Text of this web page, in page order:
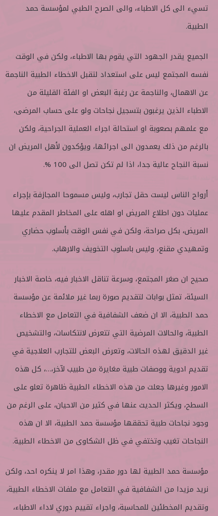
تسيء الى كل الاطباء، والى الصرح الطبي لمؤسسة حمد
الطبية.
الجميع يقدر الجهود التي يقوم بها الاطباء، ولكن في الوقت
نفسه المجتمع ليس على استعداد لتقبل الاخطاء الطبية الناجمة
عن الاهمال، والناجمة عن رغبة البعض او الفئة القليلة من
الاطباء الذين يرغبون بتسجيل نجاحات ولو على حساب المرضى،
مع علمهم بصعوبة او استحالة اجراء العملية الجراحية، ولكن
بالرغم من ذلك يعمدون الى اجرائها، ويؤكدون لأهل المريض ان
نسبة النجاح عالية جدا، اذا لم تكن تصل الى 100 %.
أرواح الناس ليست حقل تجارب، وليس مسموحا المجازفة بإجراء
عمليات دون اطلاع المريض او اهله على المخاطر المقدم عليها
المريض، بكل صراحة، ولكن في نفس الوقت بأسلوب حضاري
وتمهيدي مقنع، وليس باسلوب التخويف والارهاب.
صحيح ان صغر المجتمع، وسرعة تناقل الاخبار فيه، خاصة الاخبار
السيئة، تمثل بوابات لتقديم صورة ربما غير ملائمة عن مؤسسة
حمد الطبية، الا ان ضعف الشفافية في التعامل مع الاخطاء
الطبية، والحالات المرضية التي تتعرض لانتكاسات، والتشخيص
غير الدقيق لهذه الحالات، وتعرض البعض للتجارب العلاجية في
تقديم ادوية ووصفات طبية مغايرة من طبيب لآخر،…، كل هذه
الامور وغيرها جعلت من هذه الاخطاء الطبية ظاهرة تعلو على
السطح، ويكثر الحديث عنها في كثير من الاحيان، على الرغم من
وجود نجاحات طبية تحققها مؤسسة حمد الطبية، الا ان هذه
النجاحات تغيب وتختفي في ظل الشكاوى من الاخطاء الطبية.
مؤسسة حمد الطبية لها دور مقدر، وهذا امر لا ينكره احد، ولكن
نريد مزيدا من الشفافية في التعامل مع ملفات الاخطاء الطبية،
وتقديم المخطئين للمحاسبة، واجراء تقييم دوري لاداء الاطباء،